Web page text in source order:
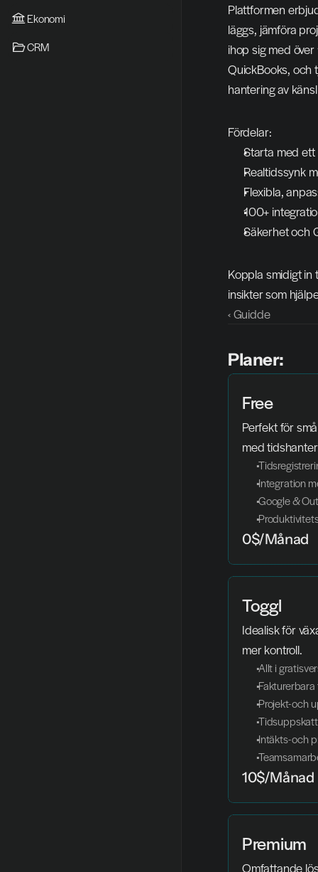
Ekonomi
CRM
Plattformen
läggs, jämföra
ihop sig med
QuickBooks, och
hantering av
Fördelar:
Starta med ett
Realtidssynk
Flexibla,
100+
Säkerhet och
Koppla smidigt in
insikter som
‹ Guidde
Planer:
Free
Perfekt för
med
Integration
Google &
0$/Månad
Toggl
Idealisk för
mer kontroll.
Allt i
Projekt- och
Intäkts- och
10$/Månad
Premium
Omfattande